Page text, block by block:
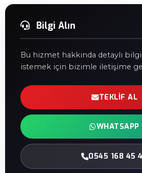
Bilgi Alın
Bu hizmet hakkında detaylı
istemek için bizimle iletişime
TEKLIF AL
WHATSAPP
0545 168 45